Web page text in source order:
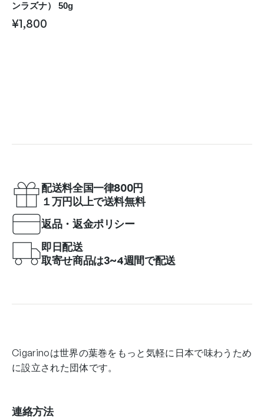
ンラズナ） 50g
¥1,800
配送料全国一律800円
１万円以上で送料無料
返品・返金ポリシー
即日配送
取寄せ商品は3~4週間で配送
Cigarinoは世界の葉巻をもっと気軽に日本で味わうため
に設立された団体です。
連絡方法